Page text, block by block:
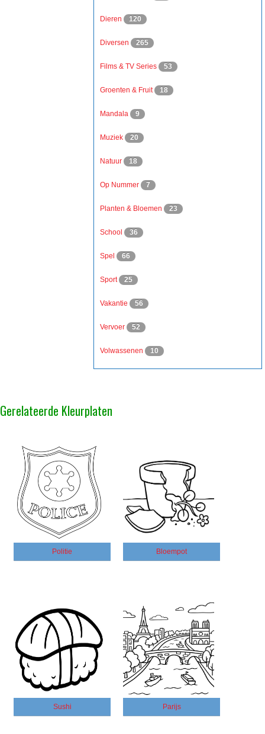
Dieren 120
Diversen 265
Films & TV Series 53
Groenten & Fruit 18
Mandala 9
Muziek 20
Natuur 18
Op Nummer 7
Planten & Bloemen 23
School 36
Spel 66
Sport 25
Vakantie 56
Vervoer 52
Volwassenen 10
Gerelateerde Kleurplaten
Politie Bloempot
Sushi Parijs